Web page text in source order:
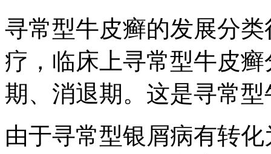
寻常型牛皮癣的发展分
疗，临床上寻常型牛皮
期、消退期。这是寻常
由于寻常型银屑病有转